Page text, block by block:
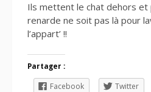
Ils mettent le chat dehors
renarde ne soit pas là pour
l’appart’ !!
Partager :
Facebook Twitter